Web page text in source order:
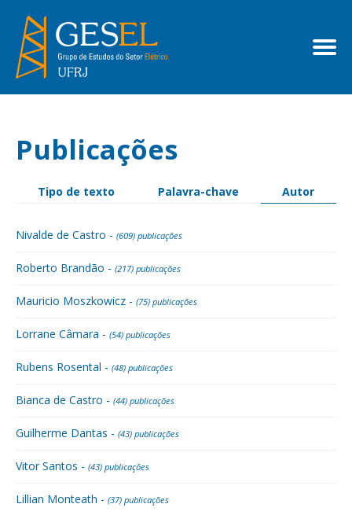
Publicações
Tipo de texto Palavra-chave Autor
Nivalde de Castro - (609) publicações
Roberto Brandão - (217) publicações
Mauricio Moszkowicz - (75) publicações
Lorrane Câmara - (54) publicações
Rubens Rosental - (48) publicações
Bianca de Castro - (44) publicações
Guilherme Dantas - (43) publicações
Vitor Santos - (43) publicações
Lillian Monteath - (37) publicações